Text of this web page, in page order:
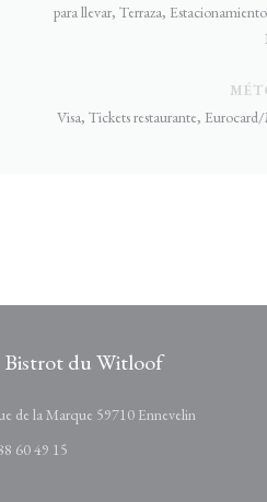
para llevar, Terraza,
Visa, Tickets restaurante,
Bistrot du Witloof
de la Marque 59710 Ennevelin
60 49 15